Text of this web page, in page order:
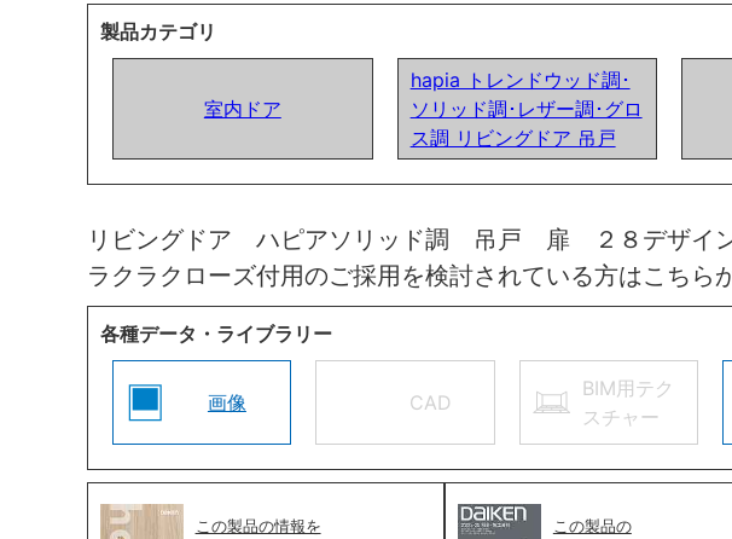
製品カテゴリ
室内ドア
hapia トレンドウッド調･
ソリッド調･レザー調･グロ
ス調 リビングドア 吊戸
リビングドア ハピアソリッド調 吊戸 扉 ２８デザ
ラクラクローズ付用のご採用を検討されている方はこちら
各種データ・ライブラリー
画像 CAD
BIM用テク
スチャー
この製品の情報を この製品の